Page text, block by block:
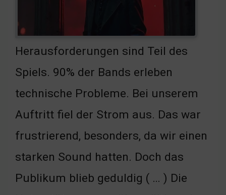
Herausforderungen sind Teil des
Spiels. 90% der Bands erleben
technische Probleme. Bei unserem
Auftritt fiel der Strom aus. Das war
frustrierend, besonders, da wir einen
starken Sound hatten. Doch das
Publikum blieb geduldig ( … ) Die